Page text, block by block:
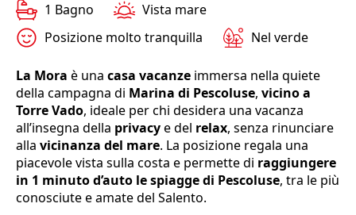
1 Bagno
Vista mare
Posizione molto tranquilla
Nel verde
La Mora è una casa vacanze immersa nella quiete
della campagna di Marina di Pescoluse, vicino a
Torre Vado, ideale per chi desidera una vacanza
all’insegna della privacye del relax, senza rinunciare
alla vicinanza del mare. La posizione regala una
piacevole vista sulla costa e permette di raggiungere
in 1 minuto d’auto le spiagge di Pescoluse, tra le più
conosciute e amate del Salento.